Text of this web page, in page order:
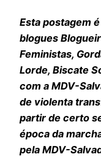
Esta postagem
blogues
Feministas,
Lorde, Biscate
com a MDV-
de violenta
partir de certo
época da
pela MDV-